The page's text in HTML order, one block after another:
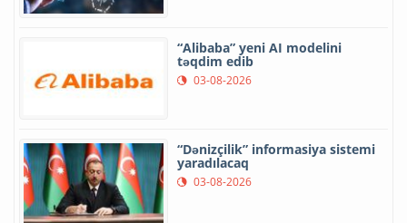
“Alibaba” yeni AI modelini
təqdim edib
03-08-2026
“Dənizçilik” informasiya sistemi
yaradılacaq
03-08-2026